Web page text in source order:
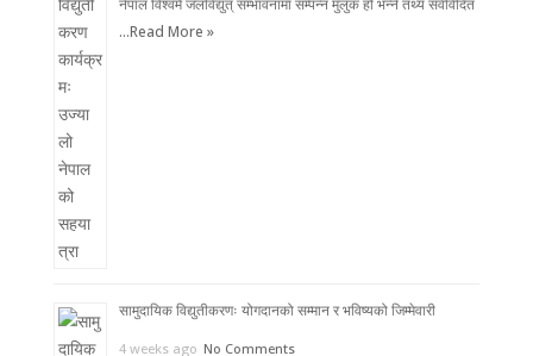
नेपाल विश्वमै जलविद्युत् सम्भावनामा सम्पन्न मुलुक हो भन्ने तथ्य सर्वविदित
…Read More »
सामुदायिक विद्युतीकरणः योगदानको सम्मान र भविष्यको जिम्मेवारी
4 weeks ago No Comments